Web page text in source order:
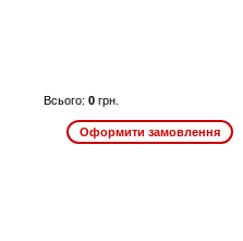
Всього: 0 грн.